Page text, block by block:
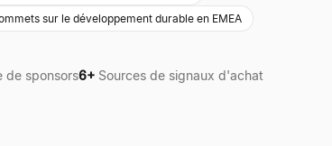
sur le développement durable en EMEA
de sponsors6+ Sources de signaux d'achat